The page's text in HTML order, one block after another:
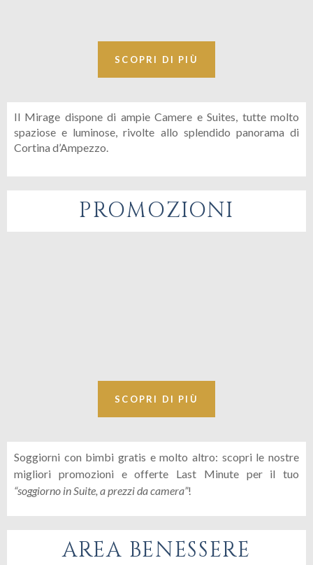
SCOPRI DI PIÙ
Il Mirage dispone di ampie Camere e Suites, tutte molto
spaziose e luminose, rivolte allo splendido panorama di
Cortina d’Ampezzo.
PROMOZIONI
SCOPRI DI PIÙ
Soggiorni con bimbi gratis e molto altro: scopri le nostre
migliori promozioni e offerte Last Minute per il tuo
“soggiorno in Suite, a prezzi da camera”!
AREA BENESSERE